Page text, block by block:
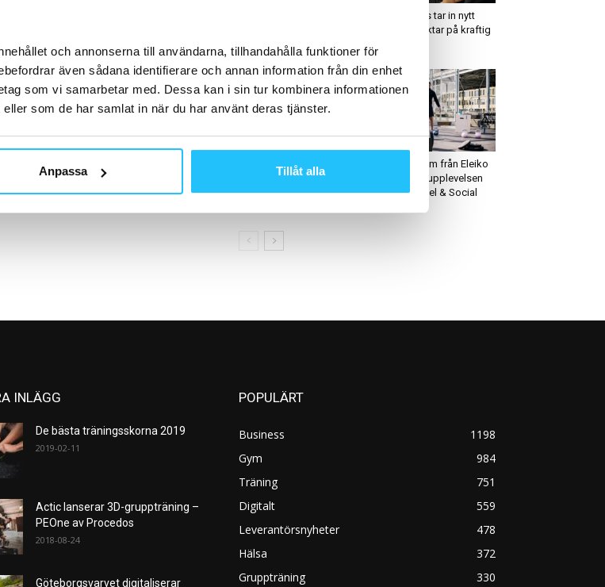
och annonserna till användarna, tillhandahålla funktioner för
även sådana identifierare och annan information från din enhet
som vi samarbetar med. Dessa kan i sin tur kombinera informationen
som de har samlat in när du har använt deras tjänster.
Anpassa Tillåt alla
till ”Årets Unga VD”
Holy Greens tar in nytt
kapital – siktar på kraftig
EC Health Club etablerar
sig i Malmö – kedjans
20:e träningsklubb
Utomhusgym från Eleiko
lyfter padelupplevelsen
hos NK Padel & Social
INLÄGG
De bästa träningsskorna 2019
2019-02-11
Actic lanserar 3D-gruppträning –
PEOne av Procedos
2018-08-24
Göteborgsvarvet digitaliserar
POPULÄRT
Business
1198
Gym
984
Träning
751
Digitalt
559
Leverantörsnyheter
478
Hälsa
372
Gruppträning
330